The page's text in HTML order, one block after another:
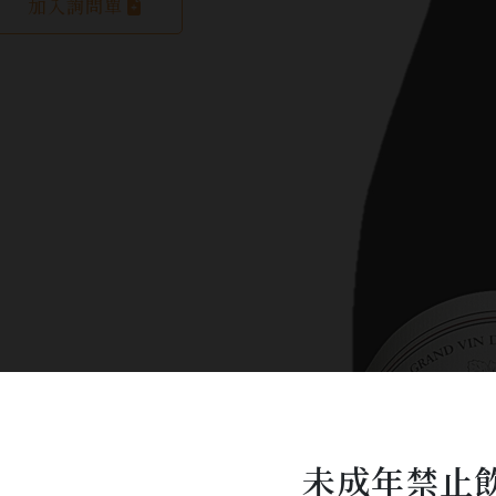
未成年禁止
加入詢問單